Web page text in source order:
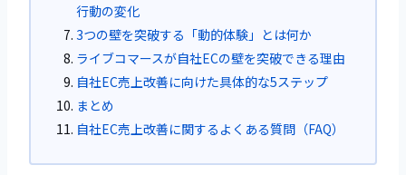
行動の変化
3つの壁を突破する「動的体験」とは何か
ライブコマースが自社ECの壁を突破できる理由
自社EC売上改善に向けた具体的な5ステップ
まとめ
自社EC売上改善に関するよくある質問（FAQ）